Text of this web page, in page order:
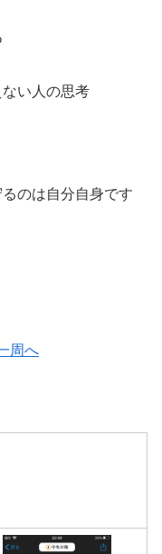
い人の思考
のは自分自身です